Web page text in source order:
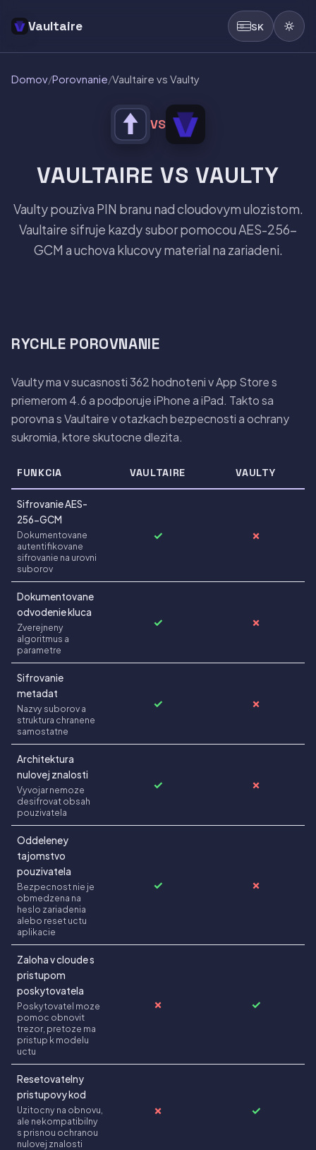
Vaultaire SK
Domov/Porovnanie/Vaultaire vs Vaulty
VS
VAULTAIRE VS VAULTY
Vaulty pouziva PIN branu nad cloudovym ulozistom.
Vaultaire sifruje kazdy subor pomocou AES-256-
GCM a uchova klucovy material na zariadeni.
RYCHLE POROVNANIE
Vaulty ma v sucasnosti 362 hodnoteni v App Store s
priemerom 4.6 a podporuje iPhone a iPad. Takto sa
porovna s Vaultaire v otazkach bezpecnosti a ochrany
sukromia, ktore skutocne dlezita.
FUNKCIA VAULTAIRE VAULTY
Sifrovanie AES-
256-GCM
Dokumentovane
autentifikovane
sifrovanie na urovni
suborov
✓ ✗
Dokumentovane
odvodenie kluca
Zverejneny
algoritmus a
parametre
✓ ✗
Sifrovanie
metadat
Nazvy suborov a
struktura chranene
samostatne
✓ ✗
Architektura
nulovej znalosti
Vyvojar nemoze
desifrovat obsah
pouzivatela
✓ ✗
Oddeleney
tajomstvo
pouzivatela
Bezpecnost nie je
obmedzena na
heslo zariadenia
alebo reset uctu
aplikacie
✓ ✗
Zaloha v cloude s
pristupom
poskytovatela
Poskytovatel moze
pomoc obnovit
trezor, pretoze ma
pristup k modelu
uctu
✗ ✓
Resetovatelny
pristupovy kod
Uzitocny na obnovu,
ale nekompatibilny
s prisnou ochranou
nulovej znalosti
✗ ✓